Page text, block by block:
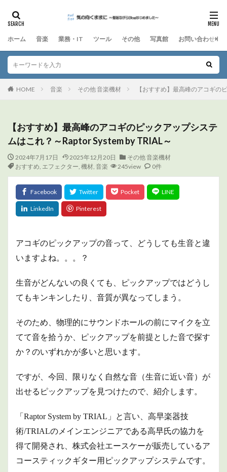
ホーム 音楽 業務・IT ツール その他 写真館 お問い合わせ
HOME 音楽 その他 音楽機材 【おすすめ】最高峰のアコギの
【おすすめ】最高峰のアコギのピックアップシステ
ムはこれ？～Raptor System by TRIAL～
2024年7月17日 2025年12月20日
その他 音楽機材
おすすめ, エフェクター, 機材, 音楽 245view 0件
アコギのピックアップの音って、どうしても生音と違
いますよね。。。？
生音がどんないの良くても、ピックアップではどうし
てもキンキンしたり、音質が異なってしまう。
そのため、物理的にサウンドホールの前にマイクを立
てて音を拾うか、ピックアップを前提とした音で探す
か？のいずれかが多いと思います。
ですが、今回、限りなく自然な音（生音に近い音）が
出せるピックアップを見つけたので、紹介します。
「Raptor System by TRIAL」と言い、高早楽器技
術/TRIALのメインエンジニアである高早氏の協力を
得て開発され、株式会社エースケーが販売しているア
コースティックギター用ピックアップシステムです。